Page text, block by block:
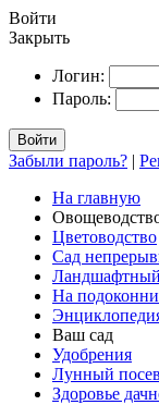
Войти
Закрыть
Логин:
Пароль:
Войти
Забыли пароль? |
На главную
Цветоводство
Сад
На
Ваш сад
Удобрения
Лунный
Здоровье